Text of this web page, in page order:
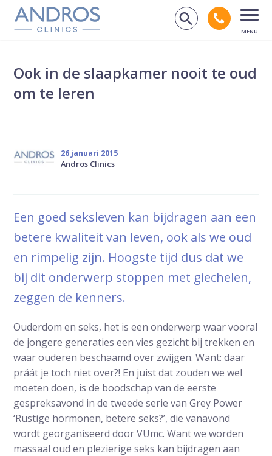
Navigatie overslaan
Zoek op
Bel
Ook in de slaapkamer nooit te oud
om te leren
26 januari 2015
Andros Clinics
Een goed seksleven kan bijdragen aan een
betere kwaliteit van leven, ook als we oud
en rimpelig zijn. Hoogste tijd dus dat we
bij dit onderwerp stoppen met giechelen,
zeggen de kenners.
Ouderdom en seks, het is een onderwerp waar vooral
de jongere generaties een vies gezicht bij trekken en
waar ouderen beschaamd over zwijgen. Want: daar
práát je toch niet over?! En juist dat zouden we wel
moeten doen, is de boodschap van de eerste
gespreksavond in de tweede serie van Grey Power
‘Rustige hormonen, betere seks?’, die vanavond
wordt georganiseerd door VUmc. Want we worden
massaal oud en plezierige seks kan bijdragen aan